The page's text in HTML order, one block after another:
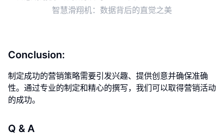
智慧滑翔机：数据背后的直觉之美
Conclusion:
制定成功的营销策略需要引发兴趣、提供创意并确保准确
性。通过专业的制定和精心的撰写，我们可以取得营销活动
的成功。
Q & A